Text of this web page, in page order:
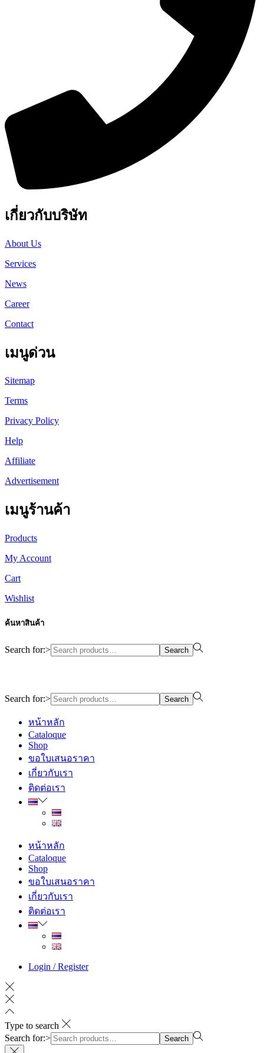
เกี่ยวกับบริษัท
About Us
Services
News
Career
Contact
เมนูด่วน
Sitemap
Terms
Privacy Policy
Help
Affiliate
Advertisement
เมนูร้านค้า
Products
My Account
Cart
Wishlist
ค้นหาสินค้า
Search for:> Search
Search for:> Search
หน้าหลัก
Cataloque
Shop
ขอใบเสนอราคา
เกี่ยวกับเรา
ติดต่อเรา
หน้าหลัก
Cataloque
Shop
ขอใบเสนอราคา
เกี่ยวกับเรา
ติดต่อเรา
Login / Register
Type to search
Search for:>
Search